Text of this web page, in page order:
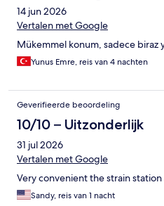
14 jun 2026
Vertalen met Google
Mükemmel konum, sadece biraz
Yunus Emre, reis van 4 nachten
Geverifieerde beoordeling
10/10 – Uitzonderlijk
31 jul 2026
Vertalen met Google
Very convenient the strain
Sandy, reis van 1 nacht